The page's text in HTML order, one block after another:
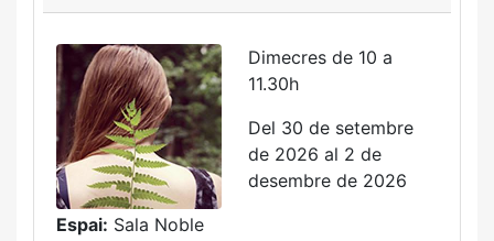
Dimecres de 10 a
11.30h
Del 30 de setembre
de 2026 al 2 de
desembre de 2026
Espai: Sala Noble